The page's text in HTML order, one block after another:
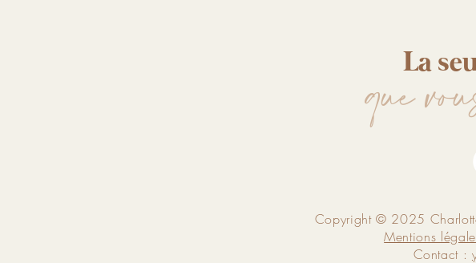
La
que
Copyright © 2025
Mentions
Contact :